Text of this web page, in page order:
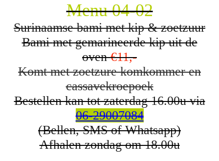
Menu 04-02
Surinaamse bami met kip & zoetzuur
Bamimet gemarineerde kip uit de
oven€11,-
Komt met zoetzure komkommer en
cassavekroepoek
Bestellen kan tot zaterdag 16.00u via
06-29007084
(Bellen, SMS of Whatsapp)
Afhalen zondag om 18.00u